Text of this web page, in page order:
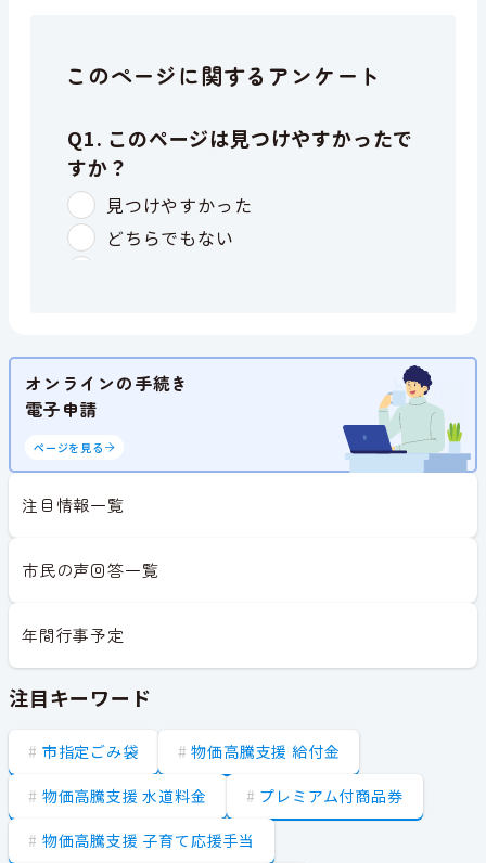
このページに関するアンケート
オンラインの手続き
電子申請
ページを見る
注目情報一覧
市民の声回答一覧
年間行事予定
注目キーワード
市指定ごみ袋 物価高騰支援 給付金
物価高騰支援 水道料金 プレミアム付商品券
物価高騰支援 子育て応援手当